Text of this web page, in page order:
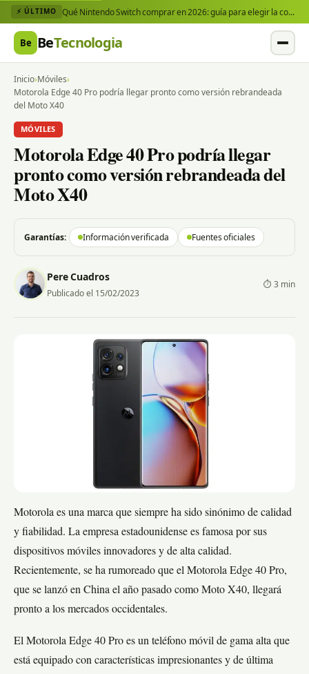
⚡ ÚLTIMO Qué Nintendo Switch comprar en 2026: guía para elegir la consola y los juegos que necesitas
Be BeTecnologia
Inicio›Móviles›
Motorola Edge 40 Pro podría llegar pronto como versión rebrandeada
del Moto X40
MÓVILES
Motorola Edge 40 Pro podría llegar
pronto como versión rebrandeada del
Moto X40
Garantías: Información verificada Fuentes oficiales
Pere Cuadros
Publicado el 15/02/2023
⏱ 3 min
Motorola es una marca que siempre ha sido sinónimo de calidad
y fiabilidad. La empresa estadounidense es famosa por sus
dispositivos móviles innovadores y de alta calidad.
Recientemente, se ha rumoreado que el Motorola Edge 40 Pro,
que se lanzó en China el año pasado como Moto X40, llegará
pronto a los mercados occidentales.
El Motorola Edge 40 Pro es un teléfono móvil de gama alta que
está equipado con características impresionantes y de última